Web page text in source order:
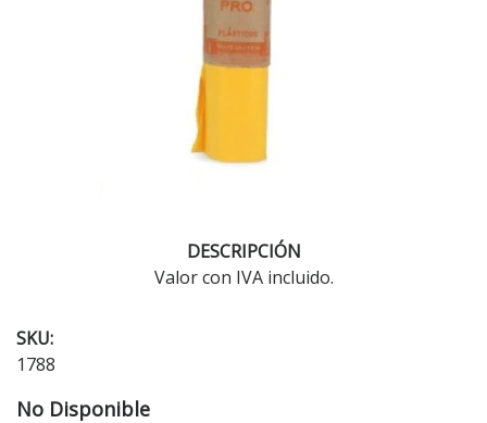
DESCRIPCIÓN
Valor con IVA incluido.
SKU:
1788
No Disponible